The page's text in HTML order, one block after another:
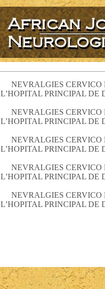
NEVRALGIES
L’HOPITAL PRINCIPAL DE
NEVRALGIES
L’HOPITAL PRINCIPAL DE
NEVRALGIES
L’HOPITAL PRINCIPAL DE
NEVRALGIES
L’HOPITAL PRINCIPAL DE
NEVRALGIES
L’HOPITAL PRINCIPAL DE